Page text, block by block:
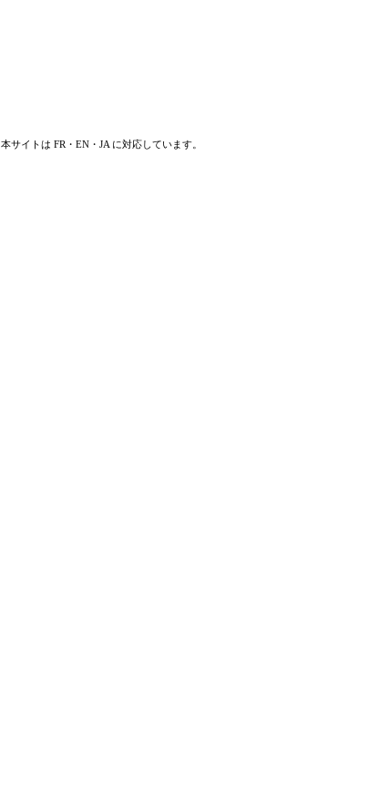
本サイトは FR・EN・JA に対応しています。